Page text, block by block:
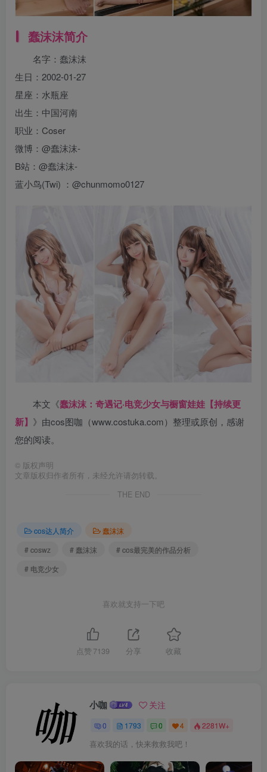
蠢沫沫简介
名字：蠢沫沫
生日：2002-01-27
星座：水瓶座
出生：中国河南
职业：Coser
微博：@蠢沫沫-
B站：@蠢沫沫-
蓝小鸟(Twi) ：@chunmomo0127
本文《蠢沫沫：奇遇记·电竞少女与橱窗娃娃【持续更
新】 》由cos图咖（www.costuka.com）整理或原创，感谢
您的阅读。
© 版权声明
文章版权归作者所有，未经允许请勿转载。
THE END
cos达人简介
蠢沫沫
# coswz
# 蠢沫沫
# cos最完美的作品分析
# 电竞少女
喜欢就支持一下吧
点赞 7139 分享 收藏
小咖 关注
0 1793 0 4 2281W+
喜欢我的话，快来救救我吧！